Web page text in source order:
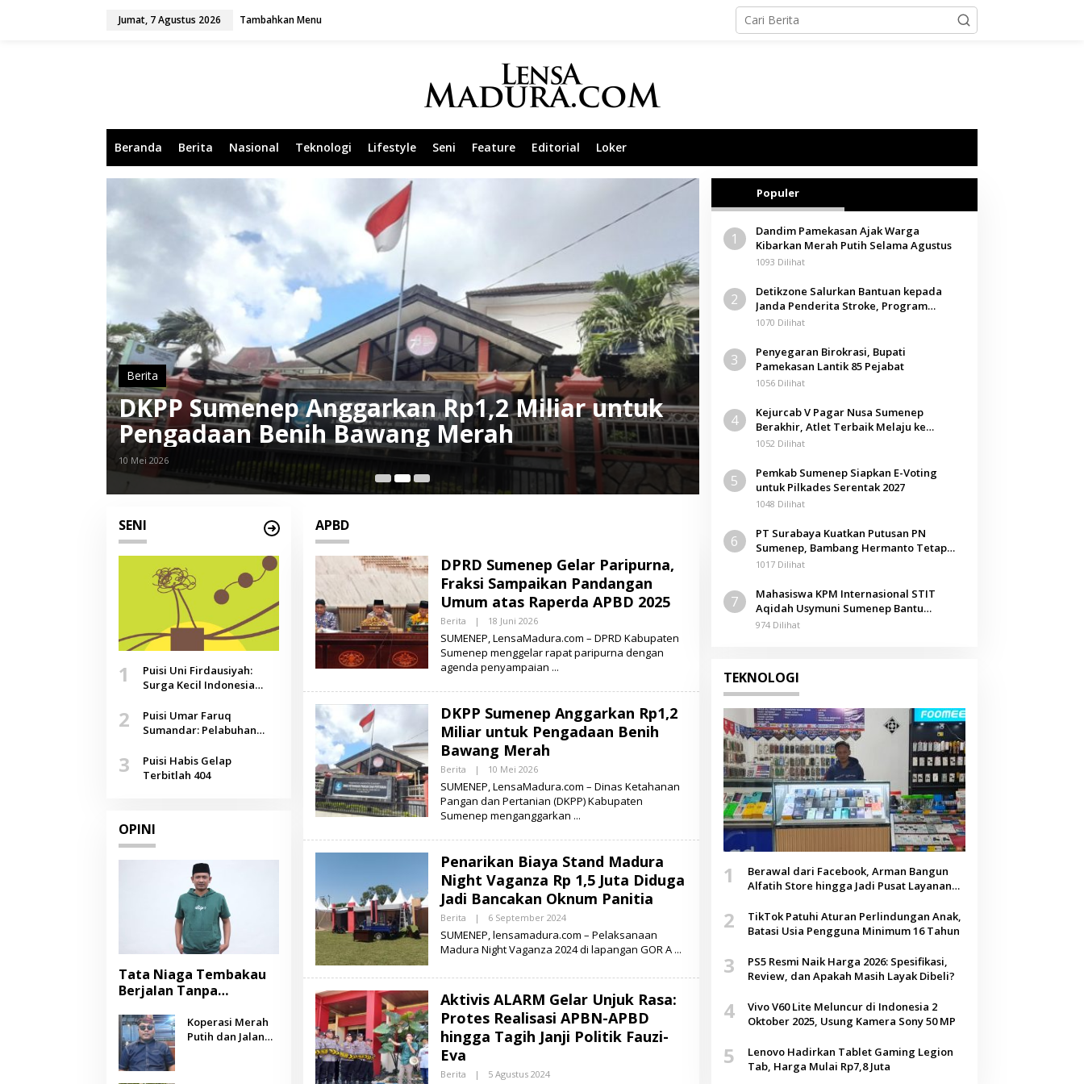
Jumat, 7 Agustus 2026 Tambahkan Menu
Beranda Berita Nasional Teknologi Lifestyle Seni Feature Editorial Loker
Berita
DKPP Sumenep Anggarkan Rp1,2 Miliar untuk
Pengadaan Benih Bawang Merah
10 Mei 2026
Berita
Penarikan Biaya Stand
Rp 1,5 Juta Diduga Jadi
SENI
1
Puisi Uni Firdausiyah:
Surga Kecil Indonesia
Doa yang Jauh, Narasi
Agustus
2
Puisi Umar Faruq
Sumandar: Pelabuhan
Selendang Benang Merah
Lombang
3
Puisi Habis Gelap
Terbitlah 404
OPINI
Tata Niaga Tembakau
Berjalan Tanpa
Negara Berpihak
kepada Petani?
Koperasi Merah
Putih dan Jalan
APBD
DPRD Sumenep Gelar Paripurna,
Fraksi Sampaikan Pandangan
Umum atas Raperda APBD 2025
Berita | 18 Juni 2026O
E
H
L
A
M
A
D
U
R
SUMENEP, LensaMadura.com – DPRD Kabupaten
Sumenep menggelar rapat paripurna dengan
agenda penyampaian
DKPP Sumenep Anggarkan Rp1,2
Miliar untuk Pengadaan Benih
Bawang Merah
Berita | 10 Mei 2026O
E
H
L
E
A
M
A
U
R
SUMENEP, LensaMadura.com – Dinas Ketahanan
Pangan dan Pertanian (DKPP) Kabupaten
Sumenep menganggarkan
Penarikan Biaya Stand Madura
Night Vaganza Rp 1,5 Juta Diduga
Jadi Bancakan Oknum Panitia
Berita | 6 September 2024O
E
H
S
A
M
A
D
SUMENEP, lensamadura.com – Pelaksanaan
Madura Night Vaganza 2024 di lapangan GOR A
Aktivis ALARM Gelar Unjuk Rasa:
Protes Realisasi APBN-APBD
hingga Tagih Janji Politik Fauzi-
Eva
Berita | 5 Agustus 2024O
Populer
1
Dandim Pamekasan Ajak Warga
Kibarkan Merah Putih Selama Agustus
1093 Dilihat
2
Detikzone Salurkan Bantuan kepada
Janda Penderita Stroke, Program
Berbagi Masuki Hari ke-61
1070 Dilihat
3
Penyegaran Birokrasi, Bupati
Pamekasan Lantik 85 Pejabat
1056 Dilihat
4
Kejurcab V Pagar Nusa Sumenep
Berakhir, Atlet Terbaik Melaju ke
Kejurwil Jatim
1052 Dilihat
5
Pemkab Sumenep Siapkan E-Voting
untuk Pilkades Serentak 2027
1048 Dilihat
6
PT Surabaya Kuatkan Putusan PN
Sumenep, Bambang Hermanto Tetap
Dinyatakan Pemilik Sah Tanah di
1017 Dilihat
7
Mahasiswa KPM Internasional STIT
Aqidah Usymuni Sumenep Bantu
Pengurusan Jenazah WNI di Malaysia
974 Dilihat
TEKNOLOGI
1
Berawal dari Facebook, Arman Bangun
Alfatih Store hingga Jadi Pusat Layanan
2
TikTok Patuhi Aturan Perlindungan Anak,
Batasi Usia Pengguna Minimum 16 Tahun
3
PS5 Resmi Naik Harga 2026: Spesifikasi,
Review, dan Apakah Masih Layak Dibeli?
4
Vivo V60 Lite Meluncur di Indonesia 2
Oktober 2025, Usung Kamera Sony 50 MP
5
Lenovo Hadirkan Tablet Gaming Legion
Tab, Harga Mulai Rp7,8 Juta